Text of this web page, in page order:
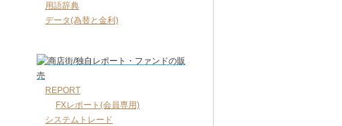
用語辞典
データ(為替と金利)
REPORT
FXレポート(会員専用)
システムトレード